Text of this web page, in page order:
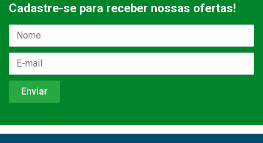
Cadastre-se para receber nossas ofertas!